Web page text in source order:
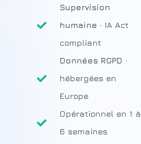
Supervision
humaine · IA Act
compliant
Données RGPD ·
hébergées en
Europe
Opérationnel en 1 à
6 semaines